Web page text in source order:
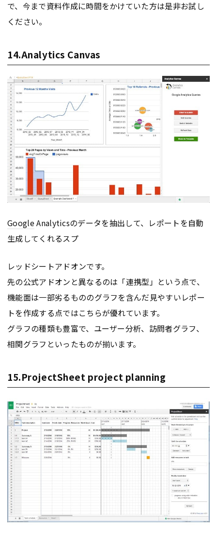
で、今まで資料作成に時間をかけていた方は是非お試し
ください。
14.Analytics Canvas
GoogleAnalyticsのデータを抽出して、レポートを自動
生成してくれるスプ
レッドシートアドオンです。
先の公式アドオンと異なるのは「連携型」という点で、
機能面は一部劣るもののグラフを含んだ見やすいレポー
トを作成する点ではこちらが優れています。
グラフの種類も豊富で、ユーザー分析、訪問者グラフ、
相関グラフといったものが揃います。
15.ProjectSheet project planning